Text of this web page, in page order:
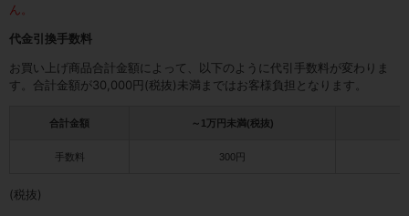
ん。
代金引換手数料
お買い上げ商品合計金額によって、以下のように代引手数料が変わりま
す。合計金額が30,000円(税抜)未満まではお客様負担となります。
合計金額 ～1万円未満(税抜)
手数料 300円
(税抜)